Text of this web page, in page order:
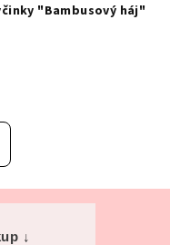
"Bambusový háj"
↓